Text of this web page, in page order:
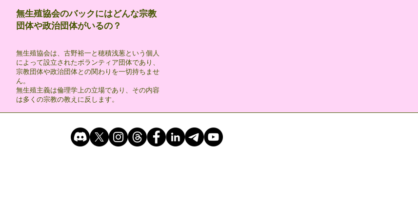
無生殖協会のバックにはどんな宗教
団体や政治団体がいるの？
無生殖協会は、古野裕一と穂積浅葱という個人
によって設立されたボランティア団体であり、
宗教団体や政治団体との関わりを一切持ちませ
ん。
無生殖主義は倫理学上の立場であり、その内容
は多くの宗教の教えに反します。